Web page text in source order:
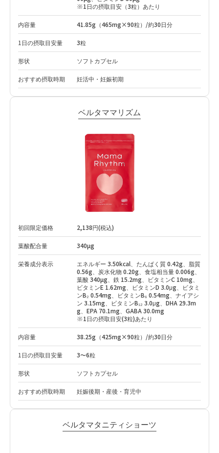
※1日の摂取目安（3粒）あたり
内容量 41.85g（465mg×90粒）/約30日分
1日の摂取目安量 3粒
形状 ソフトカプセル
おすすめ摂取時期 妊活中・妊娠初期
ベルタママリズム
初回限定価格 2,138円(税込)
葉酸配合量 340µg
栄養成分表示
エネルギー 3.50kcal、たんぱく質 0.42g、脂質
0.56g、炭水化物 0.20g、食塩相当量 0.006g、
葉酸 340µg、鉄 15.2mg、ビタミンC 10mg、
ビタミンE 1.62mg、ビタミンD 3.0μg、ビタミ
ンB₂ 0.54mg、ビタミンB₆ 0.54mg、ナイアシ
ン 3.15mg、ビタミンB₁₂ 3.0μg、DHA 29.3m
g、EPA 70.1mg、GABA 30.0mg
※1日の摂取目安(3粒)あたり
内容量 38.25g（425mg×90粒）/約30日分
1日の摂取目安量 3〜6粒
形状 ソフトカプセル
おすすめ摂取時期 妊娠後期・産後・育児中
ベルタマタニティショーツ